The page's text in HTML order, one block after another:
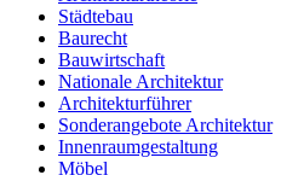
Städtebau
Baurecht
Bauwirtschaft
Nationale Architektur
Architekturführer
Sonderangebote Architektur
Innenraumgestaltung
Möbel